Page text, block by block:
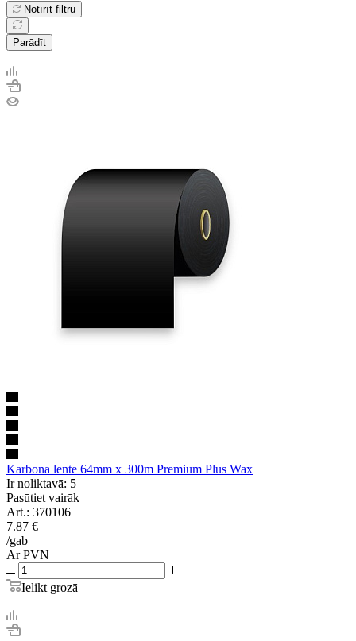
Notīrīt filtru
Parādīt
Karbona lente 64mm x 300m Premium Plus Wax
Ir noliktavā: 5
Pasūtiet vairāk
Art.: 370106
7.87 €
/gab
Ar PVN
Ielikt grozā